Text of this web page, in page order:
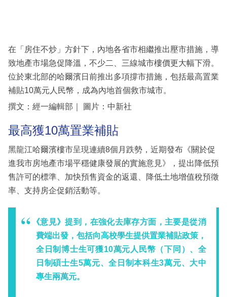
在「房住不炒」方針下，內地各省市相繼推出壓市措施，導
致地產市場急促降溫，不少二、三線城市樓價更大幅下滑。
位於東北部的哈爾濱日前推出多項撐市措施，包括最高置業
補貼10萬元人民幣，成為內地首個救市城市。
撰文：經一編輯部｜ 圖片：中新社
最高獲10萬置業補貼
黑龍江哈爾濱樓市呈現連續8個月跌勢，近期發布《關於促
進我市房地產市場平穩健康發展的實施意見》，提出降低預
售許可的標準、加快預售資金的返還、降低土地增值稅預徵
率、支持房企促銷活動等。
《意見》提到，在強化去庫存方面，主要是從消
費端出發，包括向高校學生提供置業補貼政策，
全日制博士生可獲10萬元人民幣（下同）、全
日制碩士生5萬元、全日制本科生3萬元、大中
專生兩萬元。